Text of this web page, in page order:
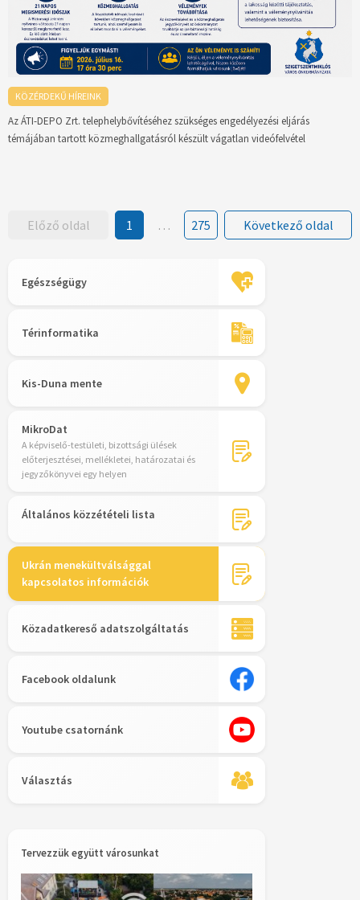
KÖZÉRDEKŰ HÍREINK
Az ÁTI-DEPO Zrt. telephelybővítéséhez szükséges engedélyezési eljárás
témájában tartott közmeghallgatásról készült vágatlan videófelvétel
Előző oldal 1 … 275 Következő oldal
Egészségügy
Térinformatika
Kis-Duna mente
MikroDat
A képviselő-testületi, bizottsági ülések
előterjesztései, mellékletei, határozatai és
jegyzőkönyvei egy helyen
Általános közzétételi lista
Ukrán menekültválsággal
kapcsolatos információk
Közadatkereső adatszolgáltatás
Facebook oldalunk
Youtube csatornánk
Választás
Tervezzük együtt városunkat